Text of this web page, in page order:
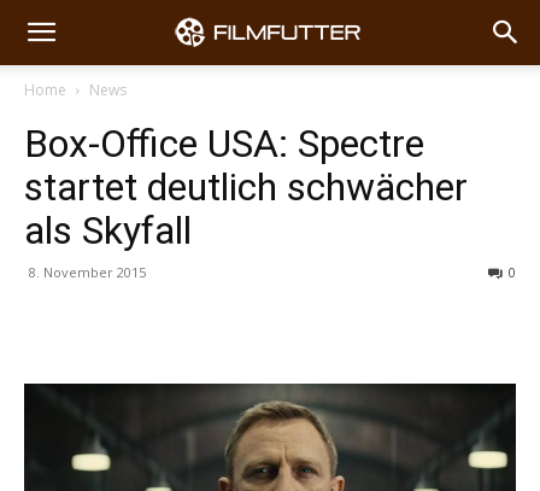
Home News
Box-Office USA: Spectre
startet deutlich schwächer
als Skyfall
8. November 2015 0